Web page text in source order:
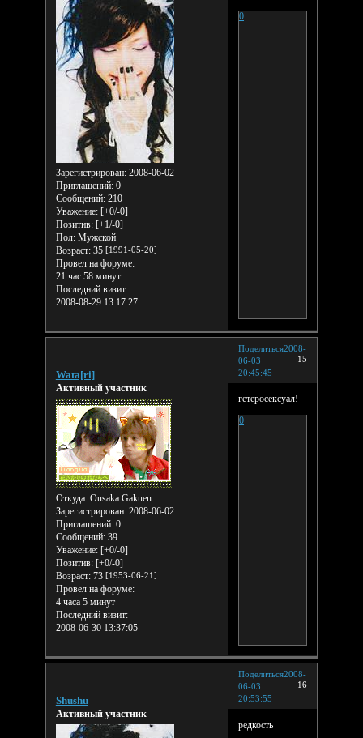
Зарегистрирован: 2008-06-02
Приглашений:0
Сообщений:210
Уважение: [+0/-0]
Позитив: [+1/-0]
Пол:Мужской
Возраст:35 [1991-05-20]
Провел на форуме:
21 час 58 минут
Последний визит:
2008-08-29 13:17:27
0
Поделиться
15
2008-
06-03
20:45:45
Wata[ri]
Активный участник
Откуда:Ousaka Gakuen
Зарегистрирован: 2008-06-02
Приглашений:0
Сообщений:39
Уважение: [+0/-0]
Позитив: [+0/-0]
Возраст:73 [1953-06-21]
Провел на форуме:
4 часа 5 минут
Последний визит:
2008-06-30 13:37:05
гетеросексуал!
0
Поделиться
16
2008-
06-03
20:53:55
Shushu
Активный участник
редкость